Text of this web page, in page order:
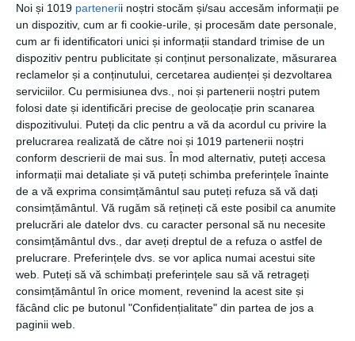
Noi și 1019 partenerii noștri stocăm și/sau accesăm informații pe
un dispozitiv, cum ar fi cookie-urile, și procesăm date personale,
cum ar fi identificatori unici și informații standard trimise de un
dispozitiv pentru publicitate și conținut personalizate, măsurarea
reclamelor și a conținutului, cercetarea audienței și dezvoltarea
serviciilor. Cu permisiunea dvs., noi și partenerii noștri putem
folosi date și identificări precise de geolocație prin scanarea
dispozitivului. Puteți da clic pentru a vă da acordul cu privire la
prelucrarea realizată de către noi și 1019 partenerii noștri
conform descrierii de mai sus. În mod alternativ, puteți accesa
informații mai detaliate și vă puteți schimba preferințele înainte
de a vă exprima consimțământul sau puteți refuza să vă dați
consimțământul. Vă rugăm să rețineți că este posibil ca anumite
prelucrări ale datelor dvs. cu caracter personal să nu necesite
consimțământul dvs., dar aveți dreptul de a refuza o astfel de
prelucrare. Preferințele dvs. se vor aplica numai acestui site
web. Puteți să vă schimbați preferințele sau să vă retrageți
consimțământul în orice moment, revenind la acest site și
făcând clic pe butonul "Confidențialitate" din partea de jos a
paginii web.
Dacă partenerul sau partenera este o persoană care
iubește Crăciunul și toate aspectele legate de acesta, cu
siguranță va fi foarte încântat/ă de un set de pulovere
asortate, cu tematică specifică sărbătorilor de iarnă.
Aceasta poate fi ocazia perfectă pentru a imortaliza un
moment fericit din viața de cuplu, care să le amintească
întotdeauna partenerilor de clipele frumoase petrecute
împreună.
O ședință foto de sărbători
Un alt cadou potrivit, care poate surprinde într-un mod
plăcut partenerul de viață, este o ședință foto de
sărbători. Este unul dintre cadourile în tendințe din
această perioadă, fiind totodată o modalitate inedită de a
păstra amintirea unor momente frumoase și fericite, de